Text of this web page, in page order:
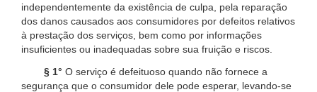
independentemente da existência de culpa, pela reparação
dos danos causados aos consumidores por defeitos relativos
à prestação dos serviços, bem como por informações
insuficientes ou inadequadas sobre sua fruição e riscos.
§ 1° O serviço é defeituoso quando não fornece a
segurança que o consumidor dele pode esperar, levando-se